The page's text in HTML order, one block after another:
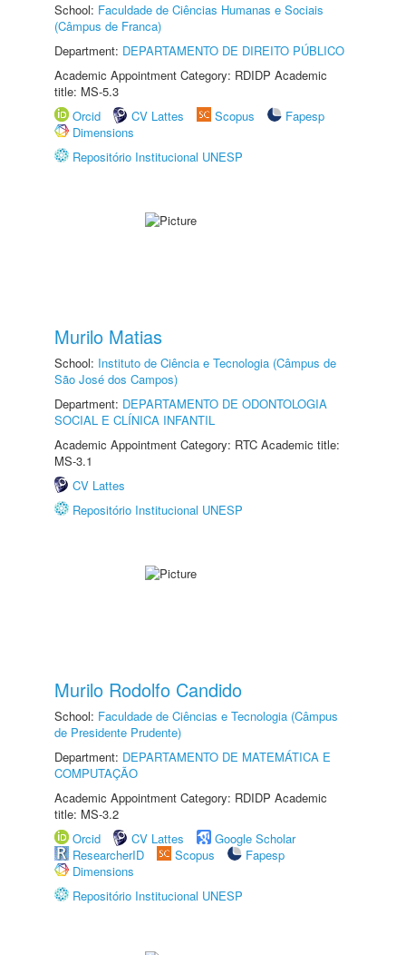
School: Faculdade de Ciências Humanas e Sociais
(Câmpus de Franca)
Department: DEPARTAMENTO DE DIREITO PÚBLICO
Academic Appointment Category: RDIDP Academic
title: MS-5.3
Orcid
CV Lattes Scopus
Fapesp
Dimensions
Repositório Institucional UNESP
Murilo Matias
School: Instituto de Ciência e Tecnologia (Câmpus de
São José dos Campos)
Department: DEPARTAMENTO DE ODONTOLOGIA
SOCIAL E CLÍNICA INFANTIL
Academic Appointment Category: RTC Academic title:
MS-3.1
CV Lattes
Repositório Institucional UNESP
Murilo Rodolfo Candido
School: Faculdade de Ciências e Tecnologia (Câmpus
de Presidente Prudente)
Department: DEPARTAMENTO DE MATEMÁTICA E
COMPUTAÇÃO
Academic Appointment Category: RDIDP Academic
title: MS-3.2
Orcid
CV Lattes
Google Scholar
ResearcherID
Scopus
Fapesp
Dimensions
Repositório Institucional UNESP